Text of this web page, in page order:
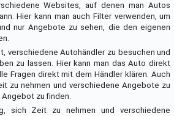
Websites, auf denen man Autos
Hier kann man auch Filter verwenden, um
nur Angebote zu sehen, die den eigenen
verschiedene Autohändler zu besuchen und
zu lassen. Hier kann man das Auto direkt
Fragen direkt mit dem Händler klären. Auch
zu nehmen und verschiedene Angebote zu
zu finden.
sich Zeit zu nehmen und verschiedene